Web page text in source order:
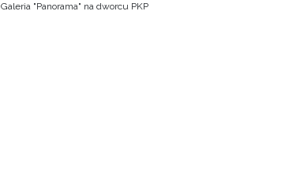
Galeria "Panorama" na dworcu PKP